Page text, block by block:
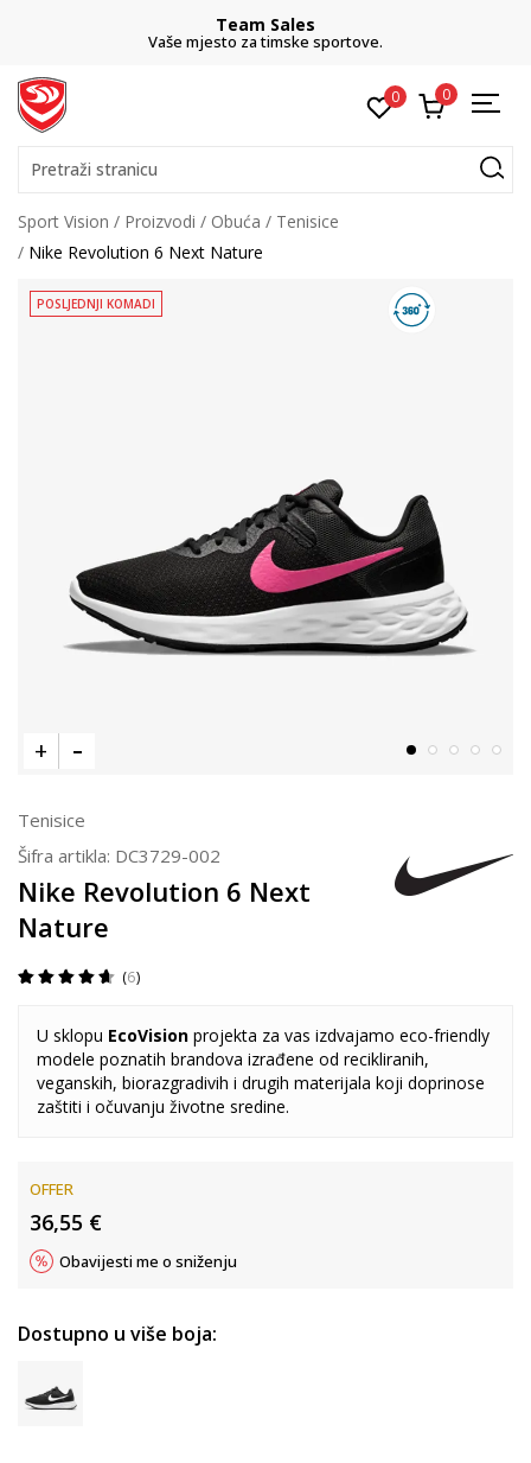
Team Sales
Vaše mjesto za timske sportove.
0 0
Pretraži stranicu
Sport Vision Proizvodi Obuća
Tenisice
Nike Revolution 6 Next Nature
POSLJEDNJI KOMADI
Tenisice
Šifra artikla: DC3729-002
Nike Revolution 6 Next
Nature
6
U sklopu EcoVision projekta za vas izdvajamo eco-friendly
modele poznatih brandova izrađene od recikliranih,
veganskih, biorazgradivih i drugih materijala koji doprinose
zaštiti i očuvanju životne sredine.
OFFER
36,55 €
Obavijesti me o sniženju
Dostupno u više boja: